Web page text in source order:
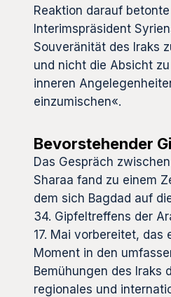
Reaktion darauf
Interimspräsident
Souveränität des Iraks
und nicht die Absicht
inneren
einzumischen«.
Bevorstehender
Das Gespräch
Sharaa fand zu einem
dem sich Bagdad auf
34. Gipfeltreffens der
17. Mai vorbereitet, das
Moment in den
Bemühungen des Iraks
regionales und